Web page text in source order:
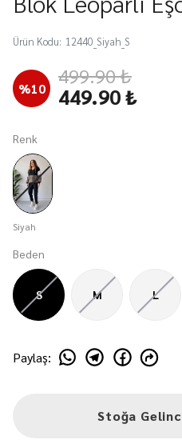
Ürün Kodu: 12440_Siyah_S
%10 499.90 ₺
449.90 ₺
Renk
Siyah
Beden
S M L
Paylaş:
Stoğa